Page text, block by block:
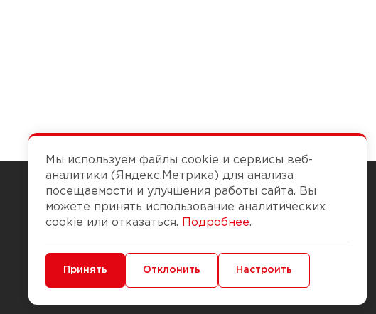
Чтобы вам легко работалось
Доставка и оплата
Мы используем файлы cookie и сервисы веб-
аналитики (Яндекс.Метрика) для анализа
посещаемости и улучшения работы сайта. Вы
можете принять использование аналитических
cookie или отказаться.
Подробнее.
Минимальные Функциональные/Аналитические
Принять Отклонить Настроить